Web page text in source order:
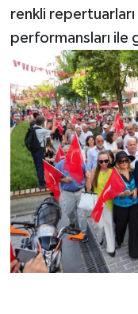
renkli
performansları ile